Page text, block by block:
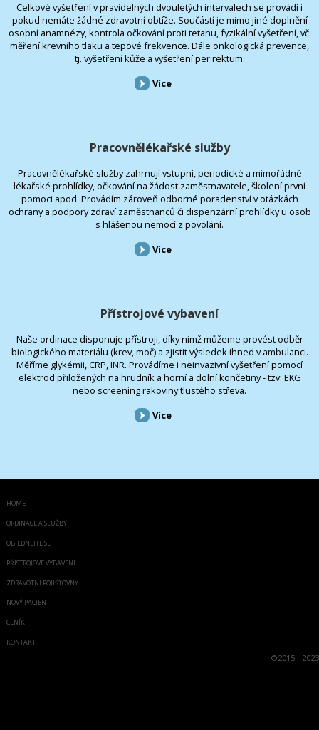
Celkové vyšetření v pravidelných dvouletých intervalech se provádí i
pokud nemáte žádné zdravotní obtíže. Součástí je mimo jiné doplnění
osobní anamnézy, kontrola očkování proti tetanu, fyzikální vyšetření, vč.
měření krevního tlaku a tepové frekvence. Dále onkologická prevence,
tj. vyšetření kůže a vyšetření per rektum.
Více
Pracovnělékařské služby
Pracovnělékařské služby zahrnují vstupní, periodické a mimořádné
lékařské prohlídky, očkování na žádost zaměstnavatele, školení první
pomoci apod. Provádím zároveň odborné poradenství v otázkách
ochrany a podpory zdraví zaměstnanců či dispenzární prohlídky u osob
s hlášenou nemocí z povolání.
Více
Přístrojové vybavení
Naše ordinace disponuje přístroji, díky nimž můžeme provést odběr
biologického materiálu (krev, moč) a zjistit výsledek ihned v ambulanci.
Měříme glykémii, CRP, INR. Provádíme i neinvazivní vyšetření pomocí
elektrod přiložených na hrudník a horní a dolní končetiny - tzv. EKG
nebo screening rakoviny tlustého střeva.
Více
HOME
ORDINACE A SLUŽBY
OBJEDNEJTE SE
PŘÍSTROJOVÉ VYBAVENÍ
ZDRAVOTNÍ POJIŠŤOVNY
NOVÝ PACIENT
CENÍK
KONTAKT
©2015 - 2023